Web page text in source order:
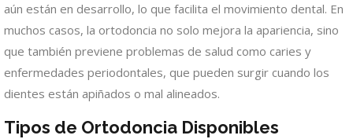
aún están en desarrollo, lo que facilita el movimiento dental. En
muchos casos, la ortodoncia no solo mejora la apariencia, sino
que también previene problemas de salud como caries y
enfermedades periodontales, que pueden surgir cuando los
dientes están apiñados o mal alineados.
Tipos de Ortodoncia Disponibles